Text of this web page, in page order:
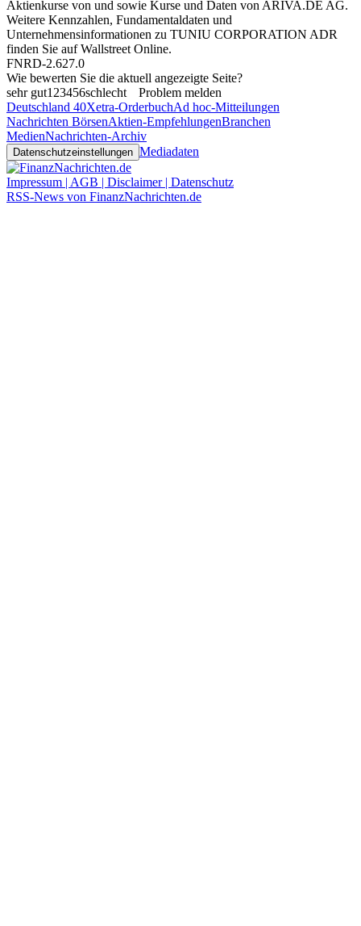
Aktienkurse von und sowie Kurse und Daten von ARIVA.DE AG.
Weitere Kennzahlen, Fundamentaldaten und
Unternehmensinformationen zu TUNIU CORPORATION ADR
finden Sie aufWallstreet Online.
FNRD-2.627.0
Wie bewerten Sie die aktuell angezeigte Seite?
sehr gut1 23456schlecht
Problem melden
Deutschland 40Xetra-OrderbuchAd hoc-Mitteilungen
Nachrichten BörsenAktien-EmpfehlungenBranchen
MedienNachrichten-Archiv
Datenschutzeinstellungen Mediadaten
Impressum | AGB | Disclaimer | Datenschutz
RSS-News von FinanzNachrichten.de